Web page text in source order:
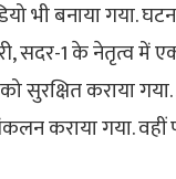
भी बनाया गया.
सदर-1 के नेतृत्व में
को सुरक्षित
कराया गया. वहीं